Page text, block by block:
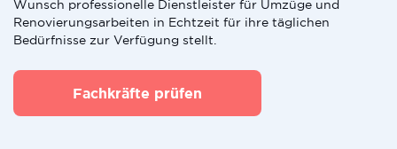
Wunsch professionelle Dienstleister für Umzüge und
Renovierungsarbeiten in Echtzeit für ihre täglichen
Bedürfnisse zur Verfügung stellt.
Fachkräfte prüfen